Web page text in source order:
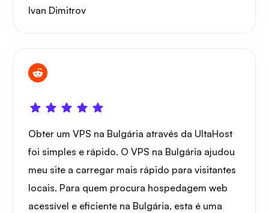
Ivan Dimitrov
Obter um VPS na Bulgária através da UltaHost
foi simples e rápido. O VPS na Bulgária ajudou
meu site a carregar mais rápido para visitantes
locais. Para quem procura hospedagem web
acessível e eficiente na Bulgária, esta é uma